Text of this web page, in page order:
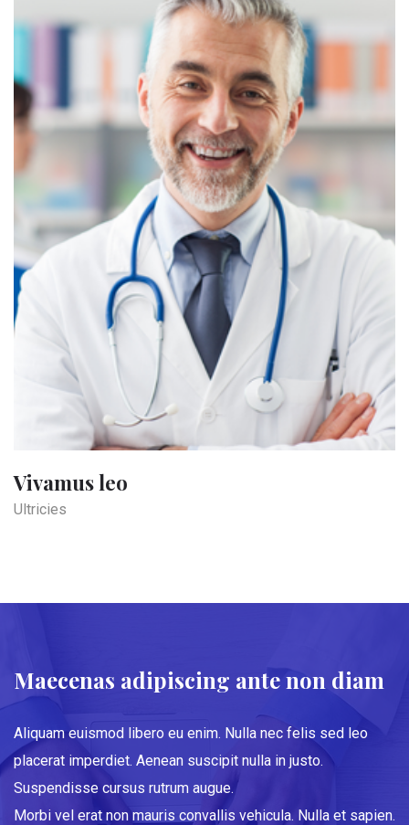
Vivamus leo
Ultricies
Maecenas adipiscing ante non diam
Aliquam euismod libero eu enim. Nulla nec felis sed leo
placerat imperdiet. Aenean suscipit nulla in justo.
Suspendisse cursus rutrum augue.
Morbi vel erat non mauris convallis vehicula. Nulla et sapien.